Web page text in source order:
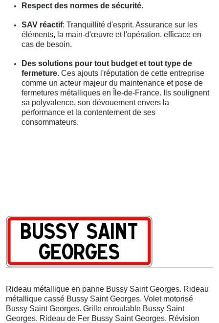
Respect des normes de sécurité.
SAV réactif: Tranquillité d'esprit. Assurance sur les
éléments, la main-d'œuvre et l'opération. efficace en
cas de besoin.
Des solutions pour tout budget et tout type de
fermeture. Ces ajouts l'réputation de cette entreprise
comme un acteur majeur du maintenance et pose de
fermetures métalliques en Île-de-France. Ils soulignent
sa polyvalence, son dévouement envers la
performance et la contentement de ses
consommateurs.
Rideau métallique en panne Bussy Saint Georges. Rideau
métallique cassé Bussy Saint Georges. Volet motorisé
Bussy Saint Georges. Grille enroulable Bussy Saint
Georges. Rideau de Fer Bussy Saint Georges. Révision